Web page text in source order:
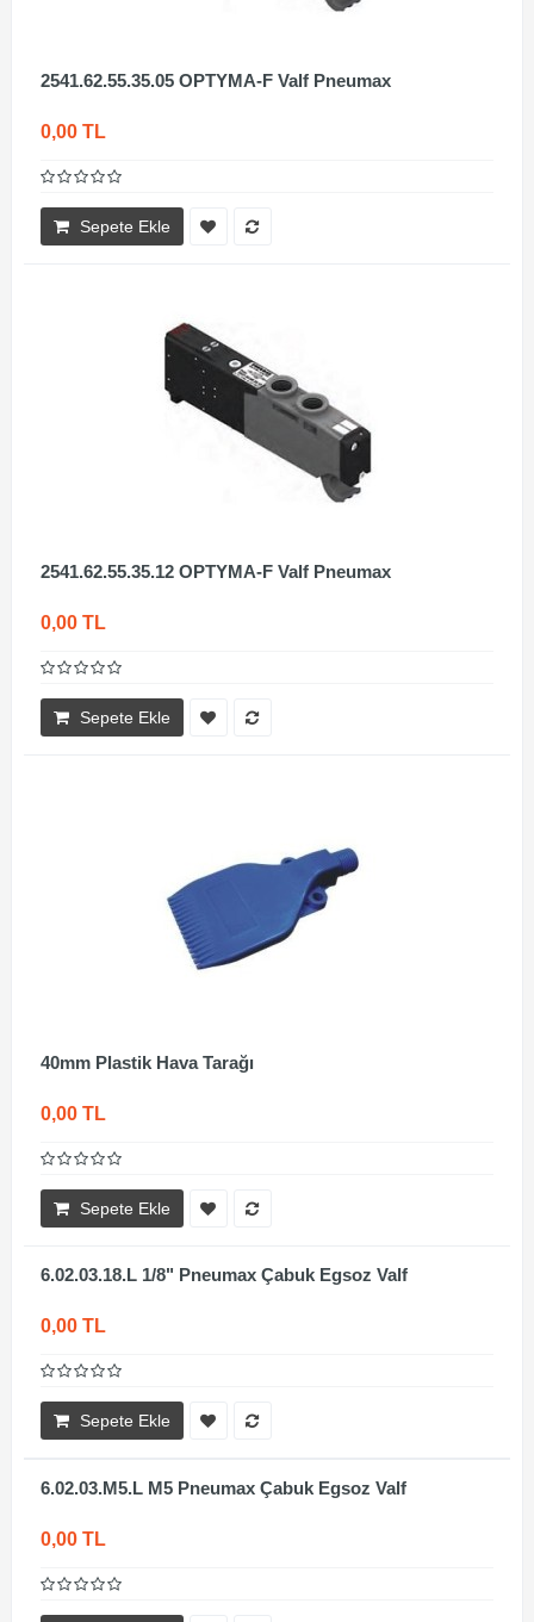
2541.62.55.35.05 OPTYMA-F Valf Pneumax
0,00 TL
Sepete Ekle
2541.62.55.35.12 OPTYMA-F Valf Pneumax
0,00 TL
Sepete Ekle
40mm Plastik Hava Tarağı
0,00 TL
Sepete Ekle
6.02.03.18.L 1/8" Pneumax Çabuk Egsoz Valf
0,00 TL
Sepete Ekle
6.02.03.M5.L M5 Pneumax Çabuk Egsoz Valf
0,00 TL